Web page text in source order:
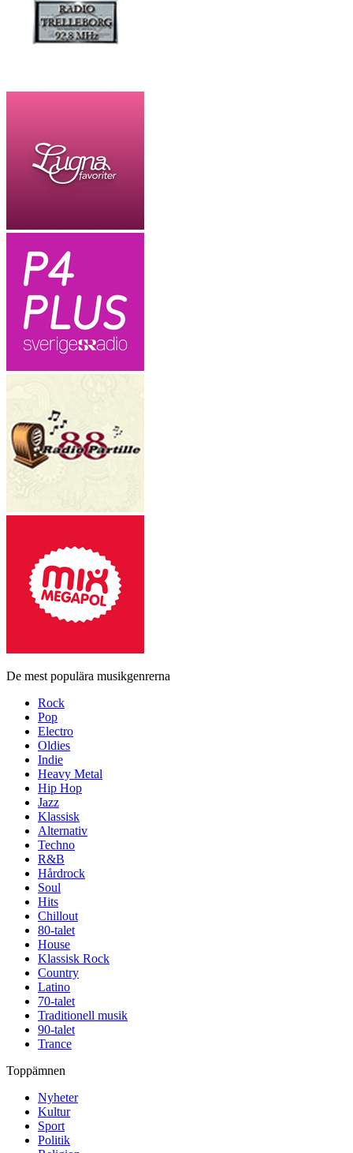
De mest populära musikgenrerna
Rock
Pop
Electro
Oldies
Indie
Heavy Metal
Hip Hop
Jazz
Klassisk
Alternativ
Techno
R&B
Hårdrock
Soul
Hits
Chillout
80-talet
House
Klassisk Rock
Country
Latino
70-talet
Traditionell musik
90-talet
Trance
Toppämnen
Nyheter
Kultur
Sport
Politik